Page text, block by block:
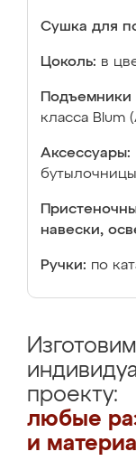
Сушка для
Цоколь: в
Подъемники
класса Blum
Аксессуары:
навески,
Ручки: по
проекту:
любые
и